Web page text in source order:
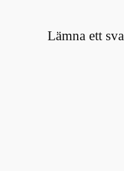
Lämna ett